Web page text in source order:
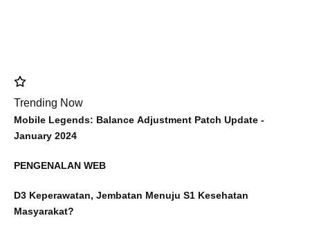
Trending Now
Mobile Legends: Balance Adjustment Patch Update -
January 2024
PENGENALAN WEB
D3 Keperawatan, Jembatan Menuju S1 Kesehatan
Masyarakat?